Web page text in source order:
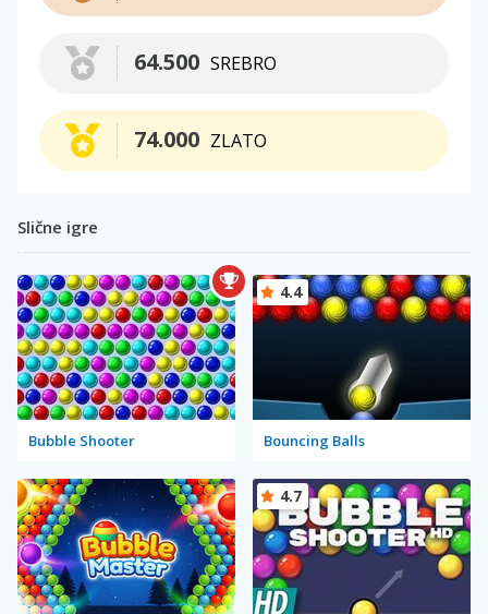
SREBRO
64.500
ZLATO
74.000
Slične igre
Bubble Shooter Bouncing Balls
4.4
4.7